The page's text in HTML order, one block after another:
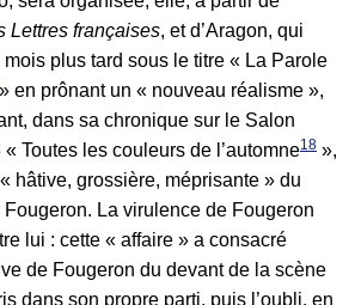
Lettres françaises, et d’Aragon, qui
plus tard sous le titre « La Parole
» en prônant un « nouveau réalisme »,
dans sa chronique sur le Salon
Toutes les couleurs de l’automne18 »,
hâtive, grossière, méprisante » du
La virulence de Fougeron
lui : cette « affaire » a consacré
de Fougeron du devant de la scène
dans son propre parti, puis l’oubli, en